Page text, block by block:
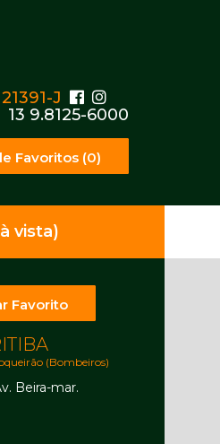
J
13 9.8125-6000
Favoritos (0)
vista)
Favorito
(Bombeiros)
Beira-mar.